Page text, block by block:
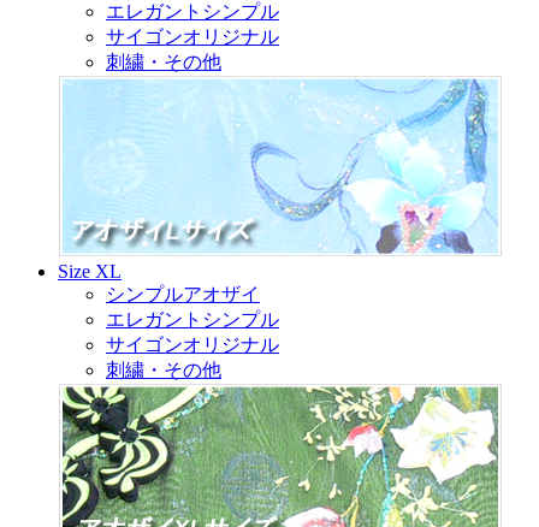
エレガントシンプル
サイゴンオリジナル
刺繍・その他
Size XL
シンプルアオザイ
エレガントシンプル
サイゴンオリジナル
刺繍・その他